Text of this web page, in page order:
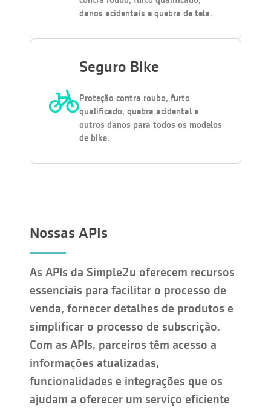
danos acidentais e quebra de tela.
Seguro Bike
Proteção contra roubo, furto
qualificado, quebra acidental e
outros danos para todos os modelos
de bike.
Nossas APIs
As APIs da Simple2u oferecem recursos
essenciais para facilitar o processo de
venda, fornecer detalhes de produtos e
simplificar o processo de subscrição.
Com as APIs, parceiros têm acesso a
informações atualizadas,
funcionalidades e integrações que os
ajudam a oferecer um serviço eficiente